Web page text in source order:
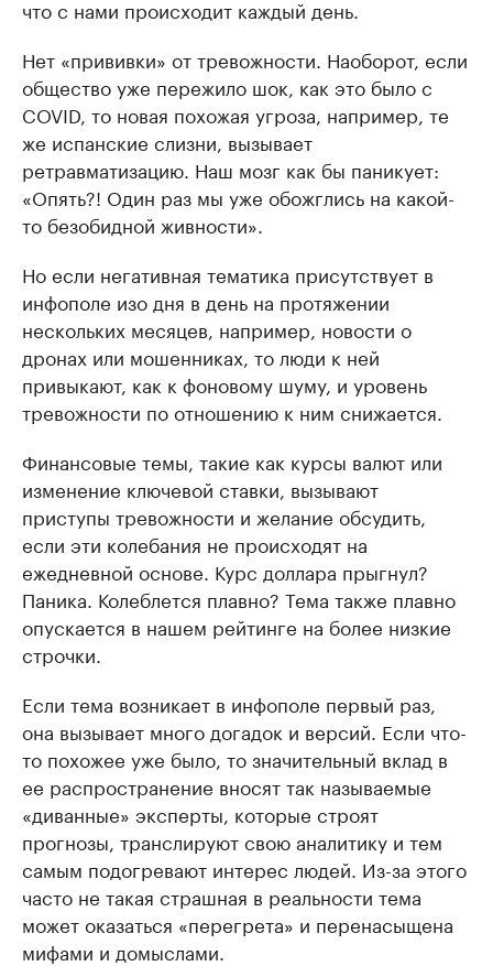
что с нами происходит каждый день.
Нет «прививки» от тревожности. Наоборот, если
общество уже пережило шок, как это было с
COVID, то новая похожая угроза, например, те
же испанские слизни, вызывает
ретравматизацию. Наш мозг как бы паникует:
«Опять?! Один раз мы уже обожглись на какой-
то безобидной живности».
Но если негативная тематика присутствует в
инфополе изо дня в день на протяжении
нескольких месяцев, например, новости о
дронах или мошенниках, то люди к ней
привыкают, как к фоновому шуму, и уровень
тревожности по отношению к ним снижается.
Финансовые темы, такие как курсы валют или
изменение ключевой ставки, вызывают
приступы тревожности и желание обсудить,
если эти колебания не происходят на
ежедневной основе. Курс доллара прыгнул?
Паника. Колеблется плавно? Тема также плавно
опускается в нашем рейтинге на более низкие
строчки.
Если тема возникает в инфополе первый раз,
она вызывает много догадок и версий. Если что-
то похожее уже было, то значительный вклад в
ее распространение вносят так называемые
«диванные» эксперты, которые строят
прогнозы, транслируют свою аналитику и тем
самым подогревают интерес людей. Из-за этого
часто не такая страшная в реальности тема
может оказаться «перегрета» и перенасыщена
мифами и домыслами.